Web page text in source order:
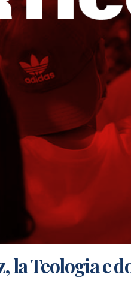
la Teologia e